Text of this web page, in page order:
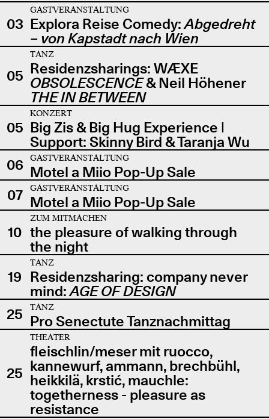
03
GASTVERANSTALTUNG
Explora Reise Comedy:Abgedreht
– von Kapstadt nach Wien
05
TANZ
Residenzsharings: WÆXE
OBSOLESCENCE& Neil Höhener
THE IN BETWEEN
05
KONZERT
Big Zis & Big Hug Experience |
Support: Skinny Bird & Taranja Wu
06
GASTVERANSTALTUNG
Motel a Miio Pop-Up Sale
07
GASTVERANSTALTUNG
Motel a Miio Pop-Up Sale
10
ZUM MITMACHEN
the pleasure of walking through
the night
19
TANZ
Residenzsharing: company never
mind:AGE OF DESIGN
25
TANZ
Pro Senectute Tanznachmittag
25
THEATER
fleischlin/meser mit ruocco,
kannewurf, ammann, brechbühl,
heikkilä, krstić, mauchle:
togetherness - pleasure as
resistance